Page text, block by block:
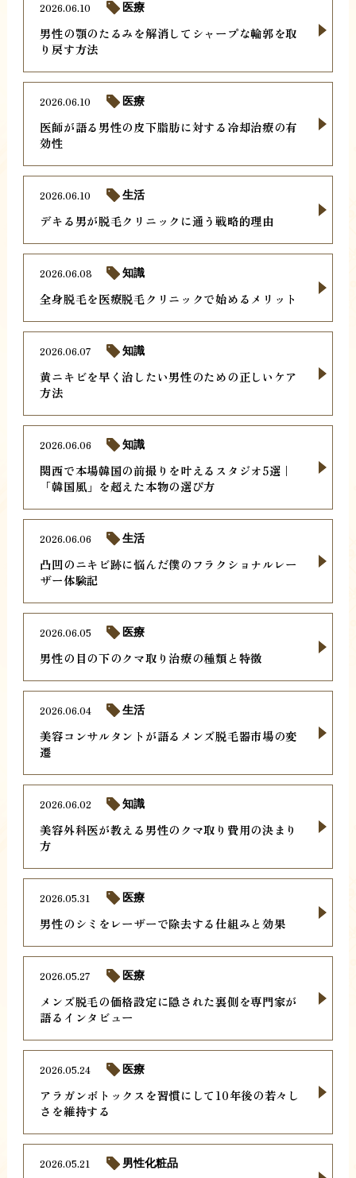
男性の顎のたるみを解消してシャープな輪郭を取
り戻す方法
2026.06.10 医療
医師が語る男性の皮下脂肪に対する冷却治療の有
効性
2026.06.10 医療
デキる男が脱毛クリニックに通う戦略的理由
2026.06.10 生活
全身脱毛を医療脱毛クリニックで始めるメリット
2026.06.08 知識
黄ニキビを早く治したい男性のための正しいケア
方法
2026.06.07 知識
関西で本場韓国の前撮りを叶えるスタジオ5選｜
「韓国風」を超えた本物の選び方
2026.06.06 知識
凸凹のニキビ跡に悩んだ僕のフラクショナルレー
ザー体験記
2026.06.06 生活
男性の目の下のクマ取り治療の種類と特徴
2026.06.05 医療
美容コンサルタントが語るメンズ脱毛器市場の変
遷
2026.06.04 生活
美容外科医が教える男性のクマ取り費用の決まり
方
2026.06.02 知識
男性のシミをレーザーで除去する仕組みと効果
2026.05.31 医療
メンズ脱毛の価格設定に隠された裏側を専門家が
語るインタビュー
2026.05.27 医療
アラガンボトックスを習慣にして10年後の若々し
さを維持する
2026.05.24 医療
2026.05.21 男性化粧品